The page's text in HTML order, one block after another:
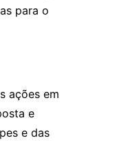
para o
ações em
e
e das